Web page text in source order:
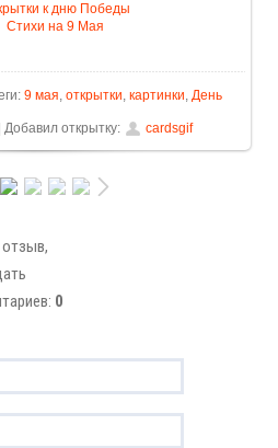
к дню Победы
Стихи на 9 Мая
9 мая, открытки, картинки, День
| Добавил открытку: cardsgif
0